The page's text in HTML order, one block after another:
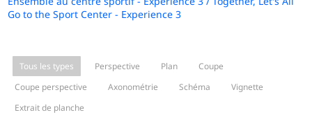
Go to the Sport Center - Experience 3
Tous les types Perspective Plan
Coupe
Coupe perspective
Axonométrie Schéma
Vignette
Extrait de planche